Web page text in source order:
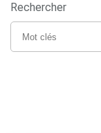
Rechercher